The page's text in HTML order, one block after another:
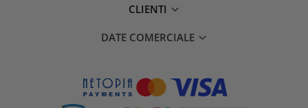
CLIENTI
DATE COMERCIALE